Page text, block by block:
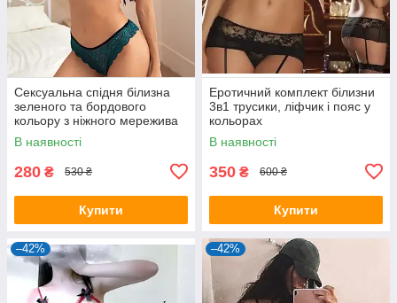
Сексуальна спідня білизна
зеленого та бордового
кольору з ніжного мережива
В наявності
280 ₴ 530 ₴
Купити
Еротичний комплект білизни
3в1 трусики, ліфчик і пояс у
кольорах
В наявності
350 ₴ 600 ₴
Купити
–42% –42%